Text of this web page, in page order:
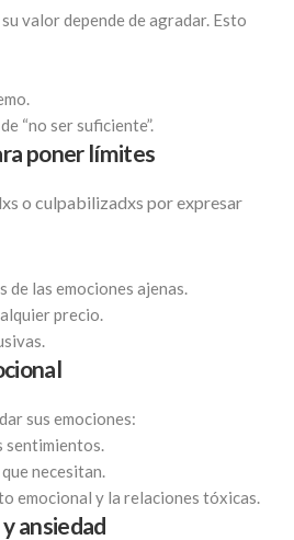
valor depende de agradar. Esto
“no ser suficiente”.
poner límites
o culpabilizadxs por expresar
de las emociones ajenas.
precio.
sus emociones:
sentimientos.
necesitan.
emocional y la relaciones tóxicas.
ansiedad